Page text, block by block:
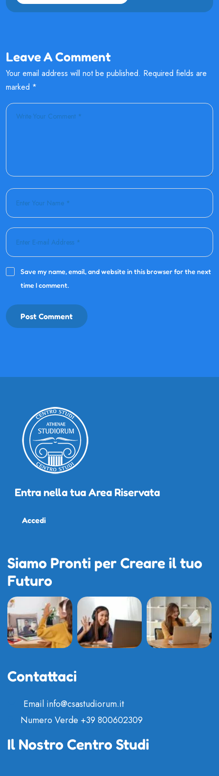
Leave A Comment
Your email address will not be published. Required fields are
marked *
Save my name, email, and website in this browser for the next
time I comment.
Post Comment
Entra nella tua Area Riservata
Accedi
Siamo Pronti per Creare il tuo
Futuro
Contattaci
Email info@csastudiorum.it
Numero Verde +39 800602309
Il Nostro Centro Studi